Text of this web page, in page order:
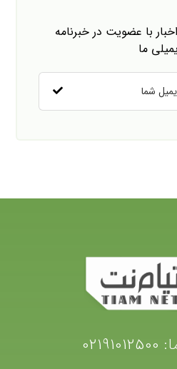
با عضویت در خبرنامه
ما
02191012500